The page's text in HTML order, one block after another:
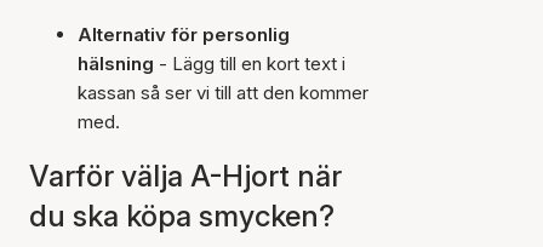
Alternativ för personlig
hälsning - Lägg till en kort text i
kassan så ser vi till att den kommer
med.
Varför välja A-Hjort när
du ska köpa smycken?